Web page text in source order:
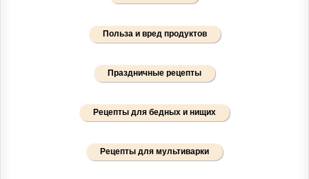
Польза и вред продуктов
Праздничные рецепты
Рецепты для бедных и нищих
Рецепты для мультиварки